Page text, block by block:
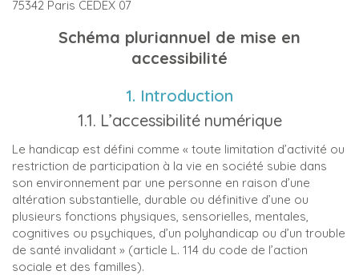
75342 Paris CEDEX 07
Schéma pluriannuel de mise en
accessibilité
1. Introduction
1.1. L’accessibilité numérique
Le handicap est défini comme « toute limitation d’activité ou
restriction de participation à la vie en société subie dans
son environnement par une personne en raison d’une
altération substantielle, durable ou définitive d’une ou
plusieurs fonctions physiques, sensorielles, mentales,
cognitives ou psychiques, d’un polyhandicap ou d’un trouble
de santé invalidant » (article L. 114 du code de l’action
sociale et des familles).